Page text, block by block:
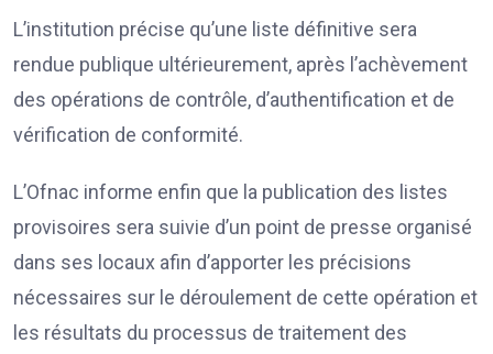
L’institution précise qu’une liste définitive sera
rendue publique ultérieurement, après l’achèvement
des opérations de contrôle, d’authentification et de
vérification de conformité.
L’Ofnac informe enfin que la publication des listes
provisoires sera suivie d’un point de presse organisé
dans ses locaux afin d’apporter les précisions
nécessaires sur le déroulement de cette opération et
les résultats du processus de traitement des